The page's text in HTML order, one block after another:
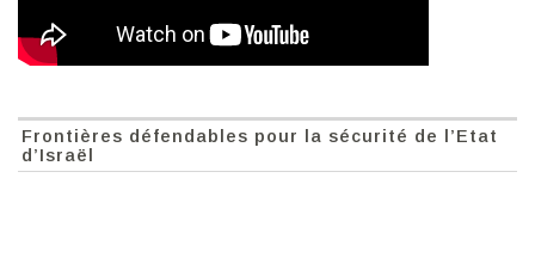
Frontières défendables pour la sécurité de l’Etat
d’Israël